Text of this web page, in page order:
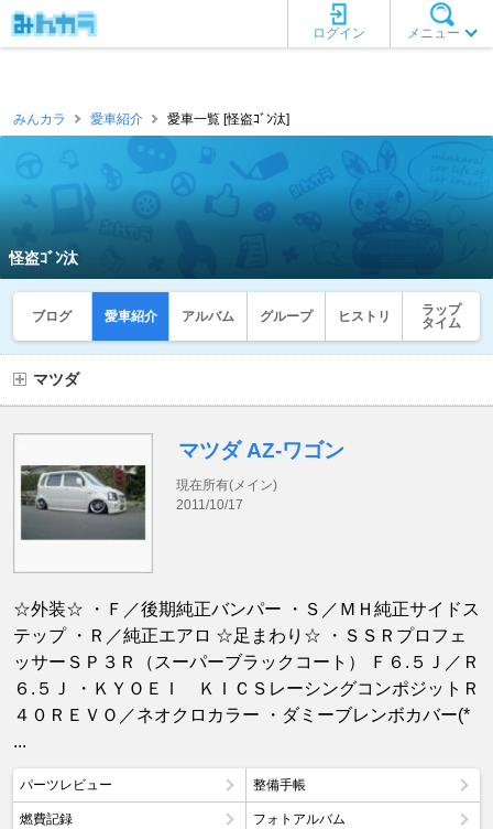
メニュー
ログイン
みんカラ 愛車紹介 愛車一覧 [怪盗ｺﾞﾝ汰]
怪盗ｺﾞﾝ汰
ブログ 愛車紹介 アルバム グループ ヒストリ
ラップ
タイム
マツダ
マツダ AZ-ワゴン
現在所有(メイン)
2011/10/17
☆外装☆ ・Ｆ／後期純正バンパー ・Ｓ／ＭＨ純正サイドス
テップ ・Ｒ／純正エアロ ☆足まわり☆ ・ＳＳＲプロフェ
ッサーＳＰ３Ｒ（スーパーブラックコート） Ｆ６.５Ｊ／Ｒ
６.５Ｊ ・ＫＹＯＥＩ ＫＩＣＳレーシングコンポジットＲ
４０ＲＥＶＯ／ネオクロカラー ・ダミーブレンボカバー(*
...
パーツレビュー 整備手帳
燃費記録 フォトアルバム